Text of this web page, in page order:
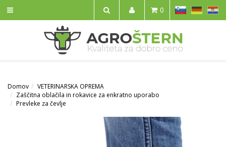
IŠČI
SL HR
0
Domov
VETERINARSKA OPREMA
Zaščitna oblačila in rokavice za enkratno uporabo
Prevleke za čevlje